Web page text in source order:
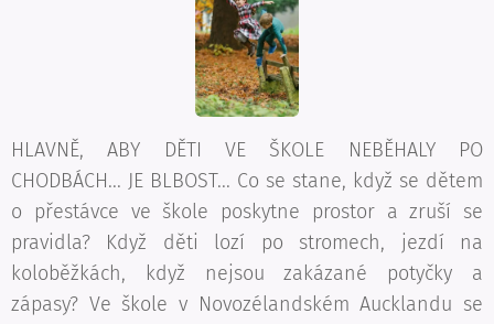
HLAVNĚ, ABY DĚTI VE ŠKOLE NEBĚHALY PO
CHODBÁCH... JE BLBOST... Co se stane, když se dětem
o přestávce ve škole poskytne prostor a zruší se
pravidla? Když děti lozí po stromech, jezdí na
koloběžkách, když nejsou zakázané potyčky a
zápasy? Ve škole v Novozélandském Aucklandu se